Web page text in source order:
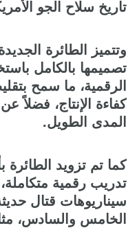
تاريخ سلاح الجو
وتتميز الطائرة
تصميمها بالكامل
الرقمية، ما سمح
كفاءة الإنتاج، فضلاً
المدى الطويل.
كما تم تزويد الطائرة
تدريب رقمية
سيناريوهات قتال